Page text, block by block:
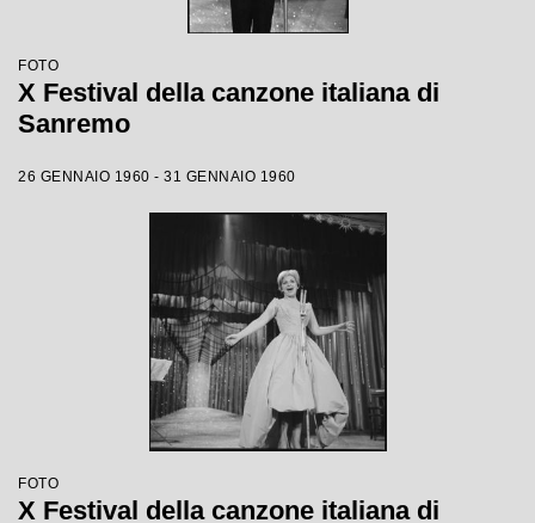
FOTO
X Festival della canzone italiana di
Sanremo
26 GENNAIO 1960 - 31 GENNAIO 1960
FOTO
X Festival della canzone italiana di